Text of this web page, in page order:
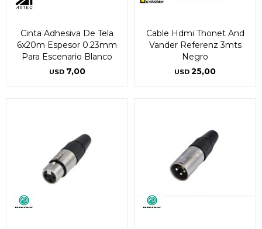
Cinta Adhesiva De Tela
6x20m Espesor 0.23mm
Para Escenario Blanco
USD 7,00
Cable Hdmi Thonet And
Vander Referenz 3mts
Negro
USD 25,00